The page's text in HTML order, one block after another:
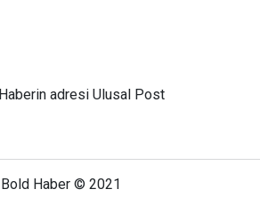
Haberin adresi Ulusal Post
Bold Haber © 2021